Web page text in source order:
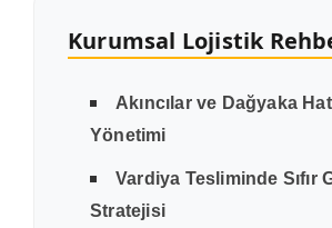
Kurumsal Lojistik
Akıncılar ve Dağyaka
Yönetimi
Vardiya Tesliminde Sıfır
Stratejisi